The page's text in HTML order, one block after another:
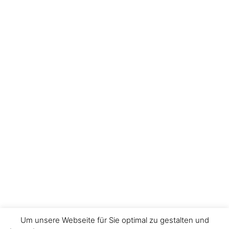
Um unsere Webseite für Sie optimal zu gestalten und